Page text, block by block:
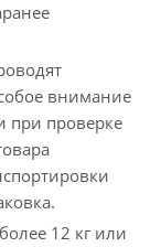
внимание
при проверке
12 кг или